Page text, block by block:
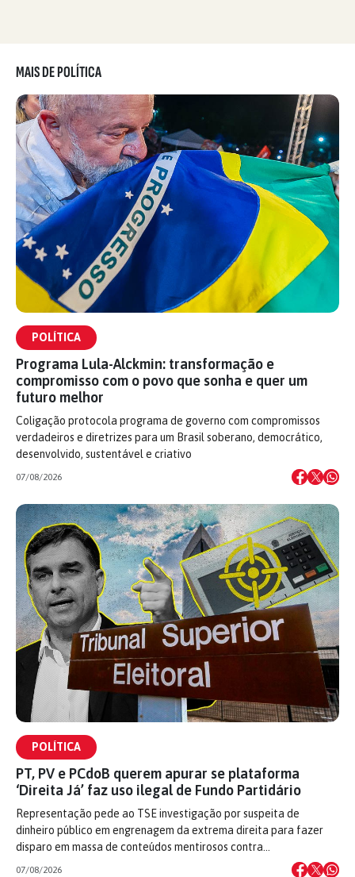
MAIS DE POLÍTICA
POLÍTICA
Programa Lula-Alckmin: transformação e
compromisso com o povo que sonha e quer um
futuro melhor
Coligação protocola programa de governo com compromissos
verdadeiros e diretrizes para um Brasil soberano, democrático,
desenvolvido, sustentável e criativo
07/08/2026
POLÍTICA
PT, PV e PCdoB querem apurar se plataforma
‘Direita Já’ faz uso ilegal de Fundo Partidário
Representação pede ao TSE investigação por suspeita de
dinheiro público em engrenagem da extrema direita para fazer
disparo em massa de conteúdos mentirosos contra…
07/08/2026